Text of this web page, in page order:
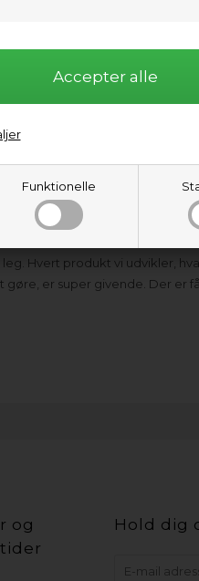
Funktionelle
teknologi, kvalitet og
og hobby-roere på alle
efter at give dig den perfekte
Hvert produkt vi udvikler,
er super givende. Der
og
Hold dig